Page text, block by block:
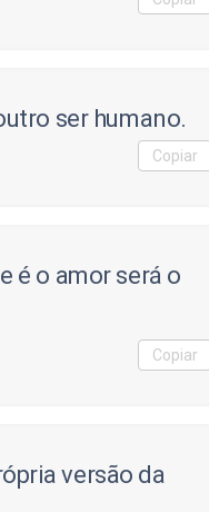
ser humano.
Copiar
é o amor será o
Copiar
versão da